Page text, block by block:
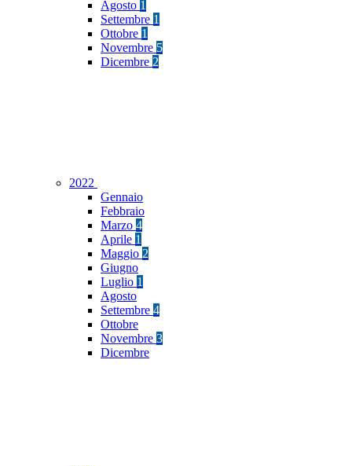
Agosto 1
Settembre 1
Ottobre 1
Novembre 5
Dicembre 2
2022
Gennaio
Febbraio
Marzo 4
Aprile 1
Maggio 2
Giugno
Luglio 1
Agosto
Settembre 4
Ottobre
Novembre 3
Dicembre